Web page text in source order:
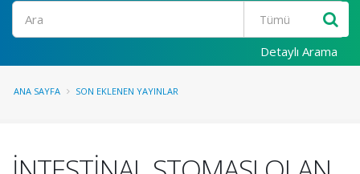
Ara
Detaylı Arama
ANA SAYFA SON EKLENEN YAYINLAR